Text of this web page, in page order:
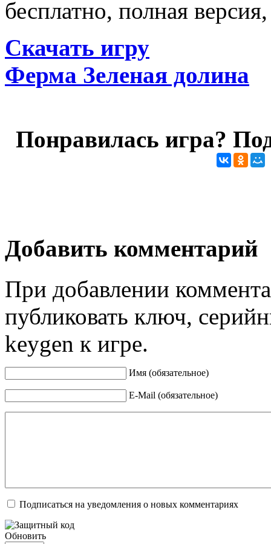
бесплатно, полная версия,
Скачать игру
Ферма Зеленая долина
Понравилась игра?
Добавить комментарий
При добавлении
публиковать ключ,
keygen к игре.
Имя (обязательное)
E-Mail (обязательное)
Подписаться на уведомления о новых комментариях
Обновить